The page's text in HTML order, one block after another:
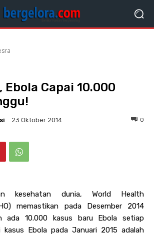
Ebola Capai 10.000
23 Oktober 2014 0
kesehatan dunia, World Health
memastikan pada Desember 2014
ada 10.000 kasus baru Ebola setiap
kasus Ebola pada Januari 2015 adalah